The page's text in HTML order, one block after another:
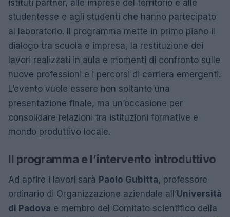
istituti partner, alle imprese del territorio e alle
studentesse e agli studenti che hanno partecipato
al laboratorio. Il programma mette in primo piano il
dialogo tra scuola e impresa, la restituzione dei
lavori realizzati in aula e momenti di confronto sulle
nuove professioni e i percorsi di carriera emergenti.
L’evento vuole essere non soltanto una
presentazione finale, ma un’occasione per
consolidare relazioni tra istituzioni formative e
mondo produttivo locale.
Il programma e l’intervento introduttivo
Ad aprire i lavori sarà Paolo Gubitta, professore
ordinario di Organizzazione aziendale all’Università
di Padova e membro del Comitato scientifico della